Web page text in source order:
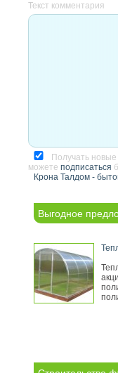
Текст комментария
Получать
можете подписаться
Крона Талдом -
Выгодное